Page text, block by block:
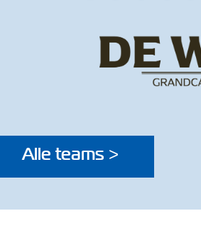
Alle teams >